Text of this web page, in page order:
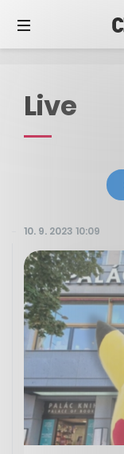
Live
10. 9. 2023 10:09